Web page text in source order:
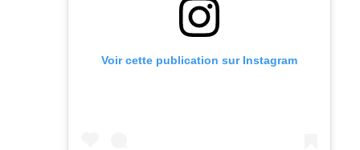
Voir cette publication sur Instagram